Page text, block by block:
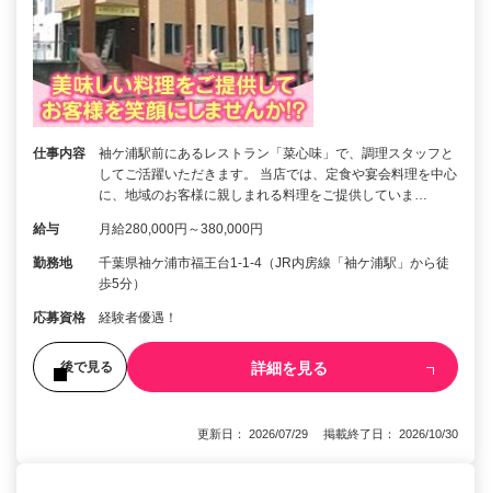
仕事内容
袖ケ浦駅前にあるレストラン「菜心味」で、調理スタッフと
してご活躍いただきます。 当店では、定食や宴会料理を中心
に、地域のお客様に親しまれる料理をご提供していま…
給与 月給280,000円～380,000円
勤務地
千葉県袖ケ浦市福王台1-1-4（JR内房線「袖ケ浦駅」から徒
歩5分）
応募資格 経験者優遇！
後で見る 詳細を見る
更新日： 2026/07/29 掲載終了日： 2026/10/30